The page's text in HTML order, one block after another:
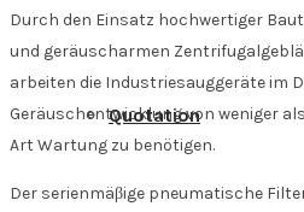
Quotation
Durch den Einsatz hochwertiger
und geräuscharmen
arbeiten die Industriesauggeräte im
Geräuschentwicklung von weniger
Art Wartung zu benötigen.
Der serienmäβige pneumatische